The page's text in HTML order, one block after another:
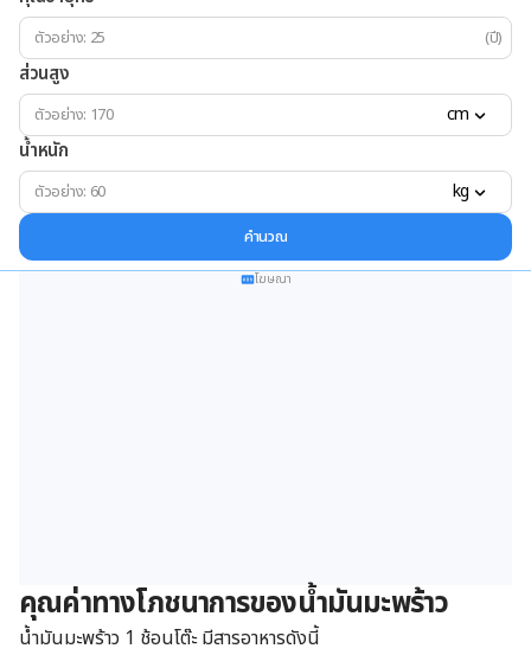
(ปี)
ส่วนสูง
cm
น้ำหนัก
kg
คำนวณ
โฆษณา
คุณค่าทางโภชนาการของน้ำมันมะพร้าว
น้ำมันมะพร้าว 1 ช้อนโต๊ะ มีสารอาหารดังนี้